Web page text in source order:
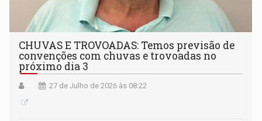
CHUVAS E TROVOADAS: Temos previsão de
convenções com chuvas e trovoadas no
próximo dia 3
27 de Julho de 2026 às 08:22